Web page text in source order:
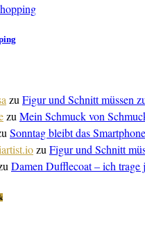
zu Figur und Schnitt müssen
zu Mein Schmuck von
Sonntag bleibt das
zu Figur und Schnitt
Damen Dufflecoat – ich trage